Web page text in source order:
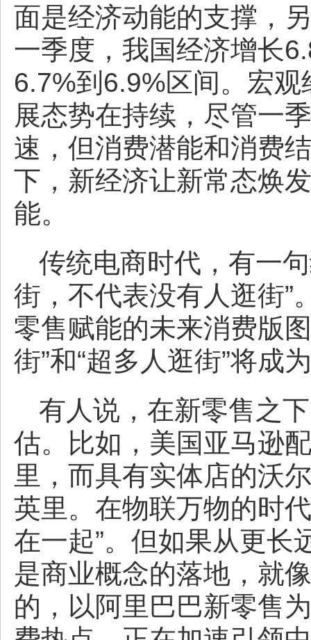
面是经济动能的支撑，
一季度，我国经济增长
6.7%到6.9%区间。宏
展态势在持续，尽管一
速，但消费潜能和消费
下，新经济让新常态焕
能。
传统电商时代，有一
街，不代表没有人逛街”
零售赋能的未来消费版
街”和“超多人逛街”将成
有人说，在新零售之
估。比如，美国亚马逊
里，而具有实体店的沃
英里。在物联万物的时
在一起”。但如果从更长
是商业概念的落地，就
的，以阿里巴巴新零售